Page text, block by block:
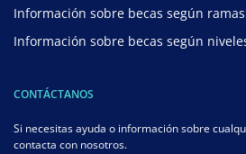
Información sobre becas según
Información sobre becas según
CONTÁCTANOS
Si necesitas ayuda o información sobre
contacta con nosotros.